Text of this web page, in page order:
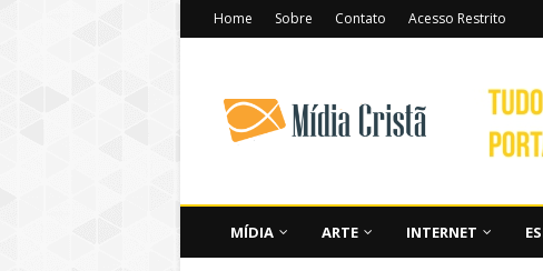
Home Sobre Contato Acesso Restrito
MÍDIA ARTE INTERNET